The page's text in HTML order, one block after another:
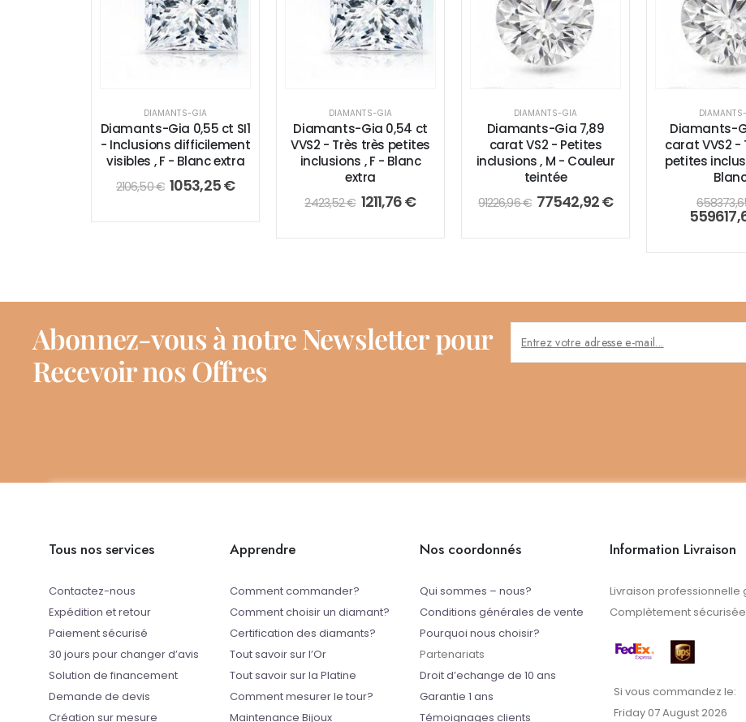
DIAMANTS-GIA
Diamants-Gia 0,55 ct SI1
- Inclusions difficilement
visibles , F - Blanc extra
2106,50€ 1053,25€
DIAMANTS-GIA
Diamants-Gia 0,54 ct
VVS2 - Très très petites
inclusions , F - Blanc
extra
2423,52€ 1211,76€
DIAMANTS-GIA
Diamants-Gia 7,89
carat VS2 - Petites
inclusions , M - Couleur
teintée
91226,96€ 77542,92€
Diamants-
carat VVS2 -
petites
Abonnez-vous à notre Newsletter pour
Recevoir nos Offres
Tous nos services
Contactez-nous
Expédition et retour
Paiement sécurisé
30 jours pour changer d’avis
Solution de financement
Demande de devis
Création sur mesure
Apprendre
Comment commander?
Comment choisir un diamant?
Certification des diamants?
Tout savoir sur l’Or
Tout savoir sur la Platine
Comment mesurer le tour?
Maintenance Bijoux
Nos coordonnés
Qui sommes – nous?
Conditions générales de vente
Pourquoi nous choisir?
Partenariats
Droit d’echange de 10 ans
Garantie 1 ans
Témoignages clients
Information Livraison
Livraison professionnelle
Complètement
Si vous commandez le:
Friday 07 August 2026